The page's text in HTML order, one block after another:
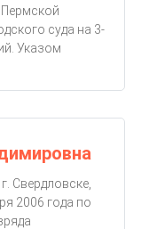
суда на 3-
Указом
Свердловске,
2006 года по